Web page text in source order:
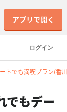
ログイン
アプリで開く
トでも満喫プラン(香
でもデー